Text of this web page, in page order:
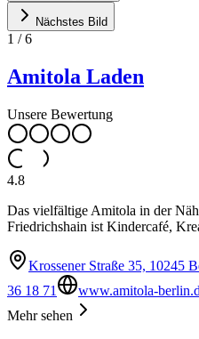
Nächstes Bild
1 /6
Amitola Laden
Unsere Bewertung
4.8
Das vielfältige Amitola in der
Friedrichshain ist Kindercafé,
Krossener Straße 35, 10245
36 18 71
www.amitola-
Mehr sehen